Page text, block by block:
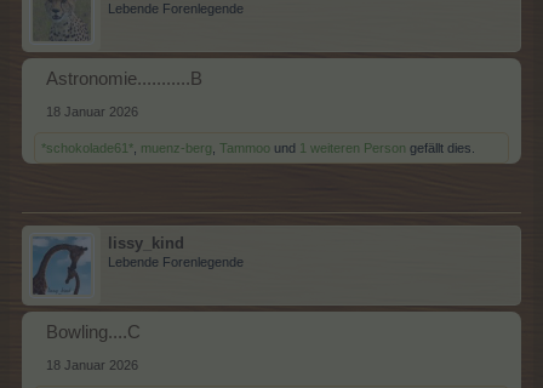
Lebende Forenlegende
Astronomie...........B
18 Januar 2026
*schokolade61* muenz-berg Tammoo und 1 weiteren Person gefällt dies.
lissy_kind
Lebende Forenlegende
Bowling....C
18 Januar 2026